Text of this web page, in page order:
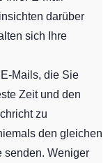
darüber
sich Ihre
Mails, die Sie
Zeit und den
zu
den gleichen
senden. Weniger